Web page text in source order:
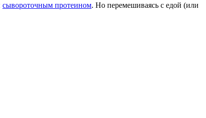
сывороточным протеином. Но перемешиваясь с едой (или